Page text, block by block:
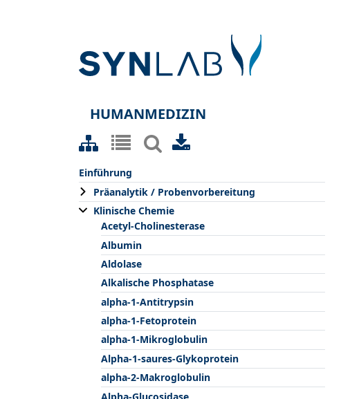
HUMANMEDIZIN
Einführung
Präanalytik / Probenvorbereitung
Klinische Chemie
Acetyl-Cholinesterase
Albumin
Aldolase
Alkalische Phosphatase
alpha-1-Antitrypsin
alpha-1-Fetoprotein
alpha-1-Mikroglobulin
Alpha-1-saures-Glykoprotein
alpha-2-Makroglobulin
Alpha-Glucosidase